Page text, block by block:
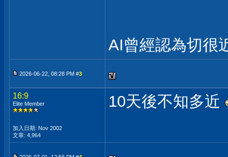
AI曾經認為切很
2026-06-22, 08:28 PM #3
16:9
Elite Member
加入日期: Nov 2002
文章: 4,964
10天後不知多近